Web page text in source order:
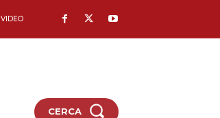
VIDEO
CERCA